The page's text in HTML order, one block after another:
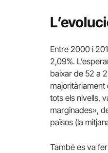
Entre 2000 i
2,09%.
baixar de 52 a
majoritàriament
tots els nivells,
marginades»,
països (la
També es va